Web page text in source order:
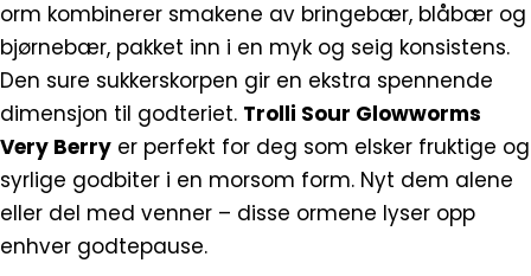
orm kombinerer smakene av bringebær, blåbær og
bjørnebær, pakket inn i en myk og seig konsistens.
Den sure sukkerskorpen gir en ekstra spennende
dimensjon til godteriet. Trolli Sour Glowworms
Very Berry er perfekt for deg som elsker fruktige og
syrlige godbiter i en morsom form. Nyt dem alene
eller del med venner – disse ormene lyser opp
enhver godtepause.